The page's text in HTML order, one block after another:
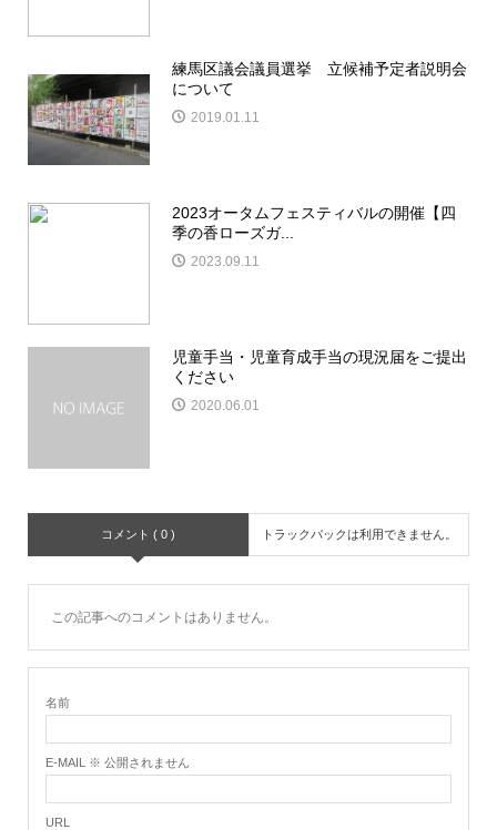
練馬区議会議員選挙 立候補予定者説明会
について
2019.01.11
2023オータムフェスティバルの開催【四
季の香ローズガ...
2023.09.11
児童手当・児童育成手当の現況届をご提出
ください
2020.06.01
コメント ( 0 ) トラックバックは利用できません。
この記事へのコメントはありません。
名前
E-MAIL ※ 公開されません
URL